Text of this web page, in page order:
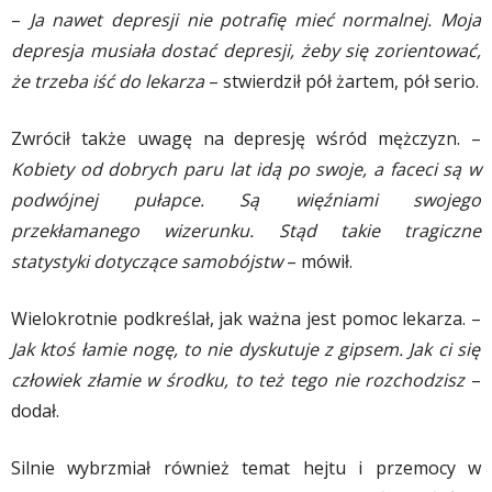
– Ja nawet depresji nie potrafię mieć normalnej. Moja
depresja musiała dostać depresji, żeby się zorientować,
że trzeba iść do lekarza– stwierdził pół żartem, pół serio.
Zwrócił także uwagę na depresję wśród mężczyzn. –
Kobiety od dobrych paru lat idą po swoje, a faceci są w
podwójnej pułapce. Są więźniami swojego
przekłamanego wizerunku. Stąd takie tragiczne
statystyki dotyczące samobójstw– mówił.
Wielokrotnie podkreślał, jak ważna jest pomoc lekarza. –
Jak ktoś łamie nogę, to nie dyskutuje z gipsem. Jak ci się
człowiek złamie w środku, to też tego nie rozchodzisz–
dodał.
Silnie wybrzmiał również temat hejtu i przemocy w